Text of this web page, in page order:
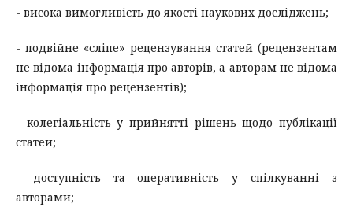
- висока вимогливість до якості наукових досліджень;
- подвійне «сліпе» рецензування статей (рецензентам
не відома інформація про авторів, а авторам не відома
інформація про рецензентів);
- колегіальність у прийнятті рішень щодо публікації
статей;
- доступність та оперативність у спілкуванні з
авторами;